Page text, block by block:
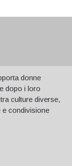
donne
dopo i loro
culture diverse,
condivisione